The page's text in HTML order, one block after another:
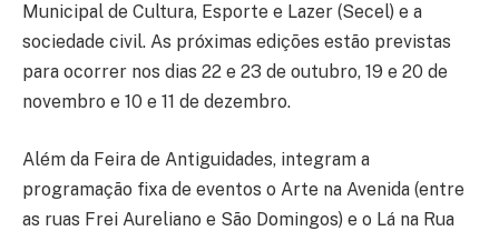
Municipal de Cultura, Esporte e Lazer (Secel) e a
sociedade civil. As próximas edições estão previstas
para ocorrer nos dias 22 e 23 de outubro, 19 e 20 de
novembro e 10 e 11 de dezembro.
Além da Feira de Antiguidades, integram a
programação fixa de eventos o Arte na Avenida (entre
as ruas Frei Aureliano e São Domingos) e o Lá na Rua